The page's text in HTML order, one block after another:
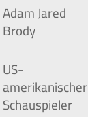
Adam Jared
Brody
US-
amerikanischer
Schauspieler